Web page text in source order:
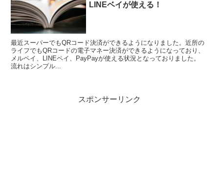
LINEベイが使える！
最近スーパーでもQRコード決済ができるようになりました。近所の
ライフでもQRコードの電子マネー決済ができるようになっており、
メルペイ、LINEペイ、PayPayが使える状況となっておりました。
流れはシンプル...
スポンサーリンク